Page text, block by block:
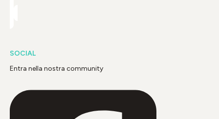
SOCIAL
Entra nella nostra community